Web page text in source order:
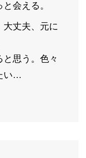
会える。
大丈夫、元に
思う。色々
い…